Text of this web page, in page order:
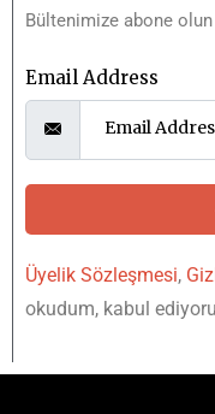
Bültenimize abone olun
Email Address
Üyelik Sözleşmesi,
okudum, kabul